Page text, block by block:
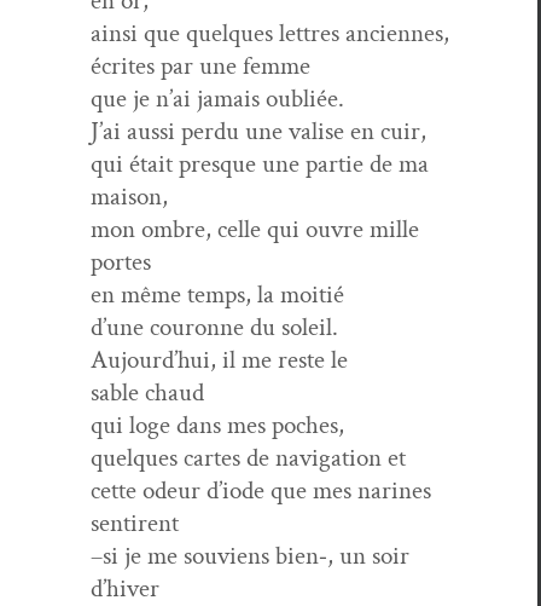
ain­si que quelques let­tres anciennes,
écrites par une femme
que je n’ai jamais oubliée.
J’ai aus­si per­du une valise en cuir,
qui était presque une par­tie de ma
maison,
mon ombre, celle qui ouvre mille
portes
en même temps, la moitié
d’une couronne du soleil.
Aujourd’hui, il me reste le
sable chaud
qui loge dans mes poches,
quelques cartes de nav­i­ga­tion et
cette odeur d’iode que mes nar­ines
sentirent
–si je me sou­viens bien‑, un soir
d’hiver